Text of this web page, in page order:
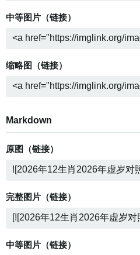
中等图片（链接）
缩略图（链接）
Markdown
原图（链接）
完整图片（链接）
中等图片（链接）